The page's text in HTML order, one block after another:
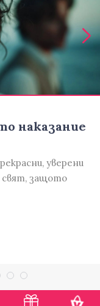
наказание
уверени
свят, защото